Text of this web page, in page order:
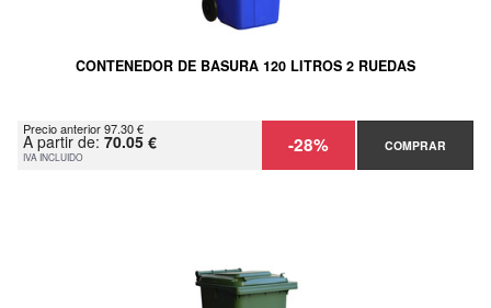
CONTENEDOR DE BASURA 120 LITROS 2 RUEDAS
Precio anterior 97.30 €
A partir de: 70.05 €
IVA INCLUIDO -28% COMPRAR